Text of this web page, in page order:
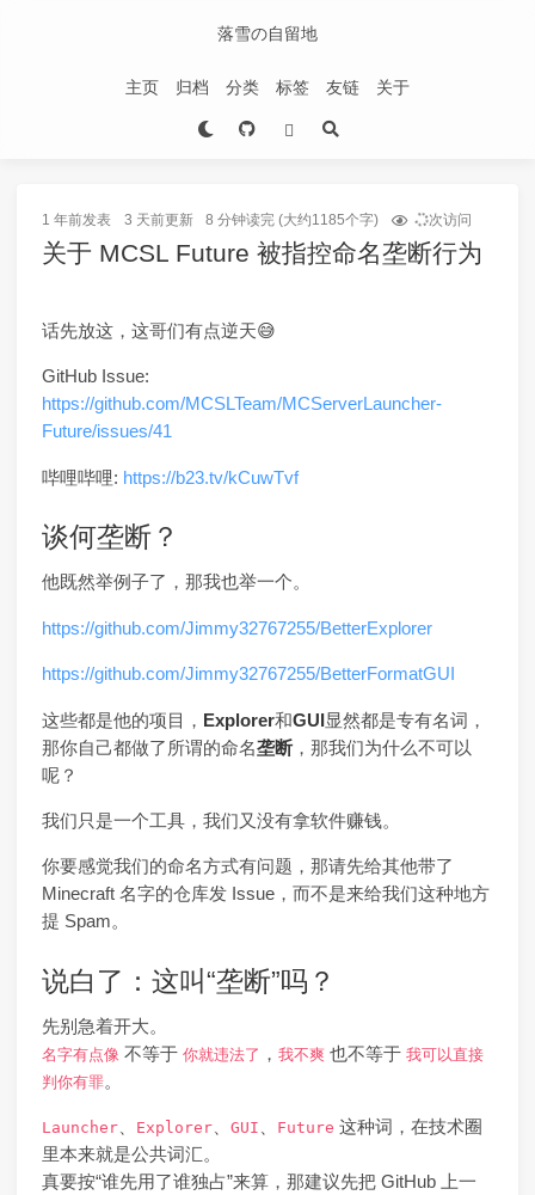
落雪の自留地
主页 归档 分类 标签 友链 关于
1 年前发表 3 天前更新 8 分钟读完 (大约1185个字) 次访问
关于 MCSL Future 被指控命名垄断行为
话先放这，这哥们有点逆天😅
GitHub Issue:
https://github.com/MCSLTeam/MCServerLauncher-
Future/issues/41
哔哩哔哩: https://b23.tv/kCuwTvf
谈何垄断？
他既然举例子了，那我也举一个。
https://github.com/Jimmy32767255/BetterExplorer
https://github.com/Jimmy32767255/BetterFormatGUI
这些都是他的项目， Explorer和GUI显然都是专有名词，
那你自己都做了所谓的命名垄断，那我们为什么不可以
呢？
我们只是一个工具，我们又没有拿软件赚钱。
你要感觉我们的命名方式有问题，那请先给其他带了
Minecraft 名字的仓库发 Issue，而不是来给我们这种地方
提 Spam。
说白了：这叫“垄断”吗？
先别急着开大。
名字有点像 不等于 你就违法了 ， 我不爽 也不等于 我可以直接
判你有罪。
Launcher Explorer GUI Future 这种词，在技术圈
里本来就是公共词汇。
真要按“谁先用了谁独占”来算，那建议先把 GitHub 上一